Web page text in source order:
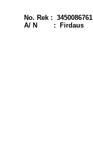
No. Rek : 3450086761
A/ N : Firdaus